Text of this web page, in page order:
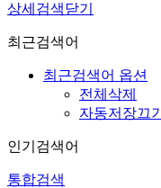
상세검색닫기
최근검색어
최근검색어 옵션
전체삭제
자동저장끄기
인기검색어
통합검색